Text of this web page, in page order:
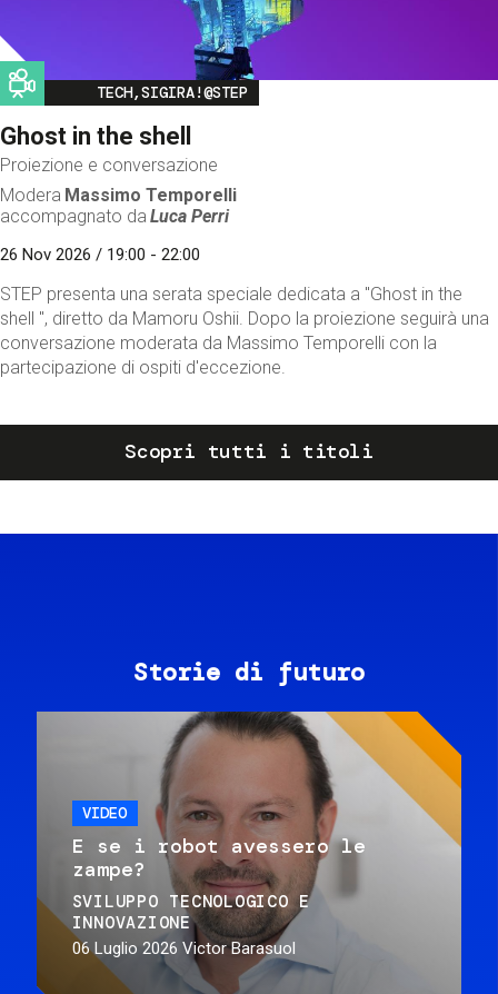
Image
TECH,SIGIRA!@STEP
Ghost in the shell
Proiezione e conversazione
Modera Massimo Temporelli
accompagnato da Luca Perri
26 Nov 2026 / 19:00 - 22:00
STEP presenta una serata speciale dedicata a "Ghost in the
shell ", diretto da Mamoru Oshii. Dopo la proiezione seguirà una
conversazione moderata da Massimo Temporelli con la
partecipazione di ospiti d'eccezione.
Scopri tutti i titoli
Storie di futuro
VIDEO
E se i robot avessero le
zampe?
SVILUPPO TECNOLOGICO E
INNOVAZIONE
06 Luglio 2026 Victor Barasuol